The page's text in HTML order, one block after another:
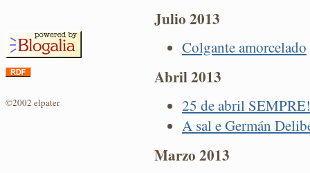
©2002 elpater
Julio 2013
Colgante amorcelado
Abril 2013
25 de abril SEMPRE!
A sal e Germán
Marzo 2013